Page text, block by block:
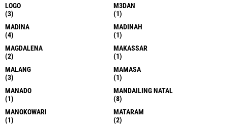
LOGO
(3)
M3DAN
(1)
MADINA
(4)
MADINAH
(1)
MAGDALENA
(2)
MAKASSAR
(1)
MALANG
(3)
MAMASA
(1)
MANADO
(1)
MANDAILING NATAL
(8)
MANOKOWARI
(1)
MATARAM
(2)